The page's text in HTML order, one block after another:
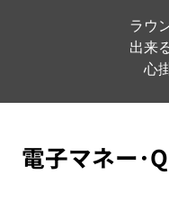
ラウ
出来
心
電子マネー･